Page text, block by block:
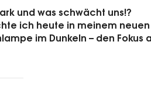
und was schwächt uns!?
ich heute in meinem
im Dunkeln – den Fokus